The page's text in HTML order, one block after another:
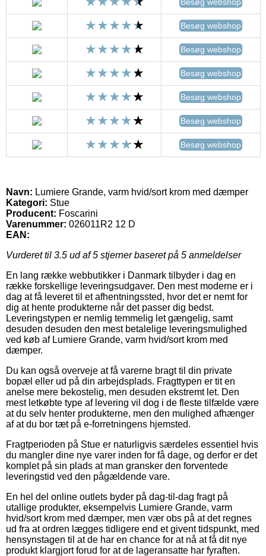
Besøg webshop
Besøg webshop
Besøg webshop
Besøg webshop
Besøg webshop
Besøg webshop
Navn: Lumiere Grande, varm hvid/sort krom med dæmper
Kategori: Stue
Producent: Foscarini
Varenummer: 026011R2 12 D
EAN:
Vurderet til 3.5 ud af 5 stjerner baseret på 5 anmeldelser
En lang række webbutikker i Danmark tilbyder i dag en
række forskellige leveringsudgaver. Den mest moderne er i
dag at få leveret til et afhentningssted, hvor det er nemt for
dig at hente produkterne når det passer dig bedst.
Leveringstypen er nemlig temmelig let gængelig, samt
desuden desuden den mest betalelige leveringsmulighed
ved køb af Lumiere Grande, varm hvid/sort krom med
dæmper.
Du kan også overveje at få varerne bragt til din private
bopæl eller ud på din arbejdsplads. Fragttypen er tit en
anelse mere bekostelig, men desuden ekstremt let. Den
mest letkøbte type af levering vil dog i de fleste tilfælde være
at du selv henter produkterne, men den mulighed afhænger
af at du bor tæt på e-forretningens hjemsted.
Fragtperioden på Stue er naturligvis særdeles essentiel hvis
du mangler dine nye varer inden for få dage, og derfor er det
komplet på sin plads at man gransker den forventede
leveringstid ved den pågældende vare.
En hel del online outlets byder på dag-til-dag fragt på
utallige produkter, eksempelvis Lumiere Grande, varm
hvid/sort krom med dæmper, men vær obs på at det regnes
ud fra at ordren lægges tidligere end et givent tidspunkt, med
hensynstagen til at de har en chance for at nå at få dit nye
produkt klargjort forud for at de lageransatte har fyraften.